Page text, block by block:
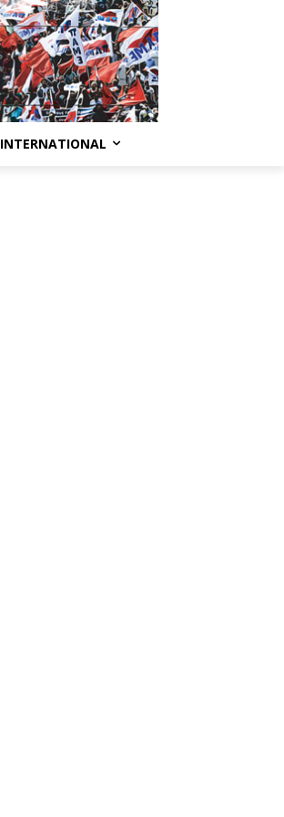
INTERNATIONAL